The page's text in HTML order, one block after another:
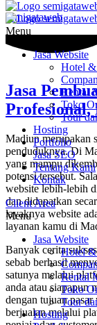
semigataweb
Menu
Jasa Website
Hotel &
Rental
Toko
Tour
Hosting
Portfolio
Jasa SEO
Tentang Kami
Kontak
Client Area
Menu
Jasa Website
Hotel &
Rental
Toko
Tour
Hosting
Jasa
Madiun merupakan
penduduknya. Di
yang mampu
potensi tersebut.
website lebih-lebih
dan didapatkan
layaknya website
layanan kamu di
Banyak cerita
sebab berhasil
satunya melalui
anda atau siapapun
dengan tujuan
berjualan melalui